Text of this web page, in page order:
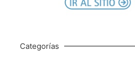
Categorías